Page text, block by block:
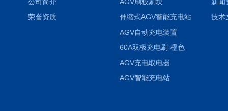
荣誉资质
伸缩式AGV智能充电站
AGV自动充电装置
60A双极充电刷-橙色
AGV充电取电器
AGV智能充电站
技术